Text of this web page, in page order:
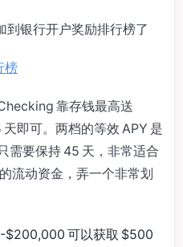
到银行开户奖励排行榜了
榜
靠存钱最高送
即可。两档的等效 APY 是
需要保持 45 天，非常适合
流动资金，弄一个非常划
$200,000 可以获取 $500